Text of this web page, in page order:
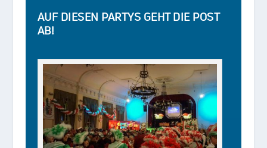
AUF DIESEN PARTYS GEHT DIE POST
AB!